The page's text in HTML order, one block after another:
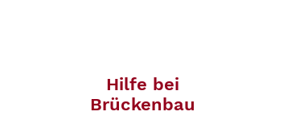
Hilfe bei
Brückenbau